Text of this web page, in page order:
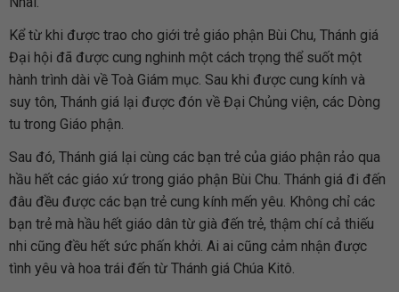
Kể từ khi được trao cho giới trẻ giáo phận Bùi Chu, Thánh giá
Đại hội đã được cung nghinh một cách trọng thể suốt một
hành trình dài về Toà Giám mục. Sau khi được cung kính và
suy tôn, Thánh giá lại được đón về Đại Chủng viện, các Dòng
tu trong Giáo phận.
Sau đó, Thánh giá lại cùng các bạn trẻ của giáo phận rảo qua
hầu hết các giáo xứ trong giáo phận Bùi Chu. Thánh giá đi đến
đâu đều được các bạn trẻ cung kính mến yêu. Không chỉ các
bạn trẻ mà hầu hết giáo dân từ già đến trẻ, thậm chí cả thiếu
nhi cũng đều hết sức phấn khởi. Ai ai cũng cảm nhận được
tình yêu và hoa trái đến từ Thánh giá Chúa Kitô.